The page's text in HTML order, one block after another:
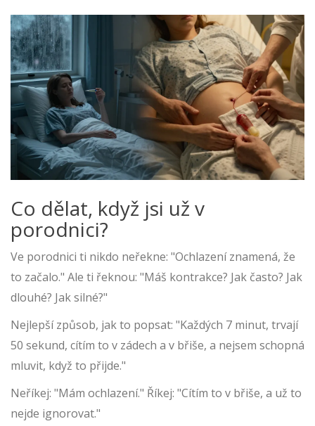
Co dělat, když jsi už v
porodnici?
Ve porodnici ti nikdo neřekne: "Ochlazení znamená, že
to začalo." Ale ti řeknou: "Máš kontrakce? Jak často? Jak
dlouhé? Jak silné?"
Nejlepší způsob, jak to popsat: "Každých 7 minut, trvají
50 sekund, cítím to v zádech a v břiše, a nejsem schopná
mluvit, když to přijde."
Neříkej: "Mám ochlazení." Říkej: "Cítím to v břiše, a už to
nejde ignorovat."